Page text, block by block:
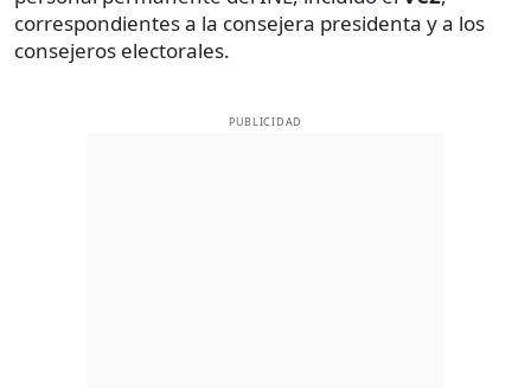
correspondientes a la consejera presidenta y a los
consejeros electorales.
PUBLICIDAD